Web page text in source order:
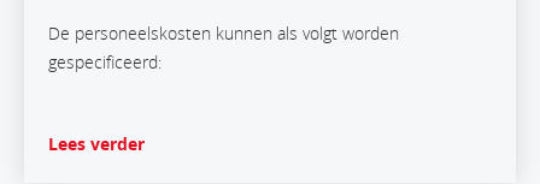
De personeelskosten kunnen als volgt worden
gespecificeerd:
Lees verder